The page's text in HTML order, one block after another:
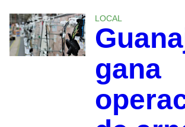
LOCAL
gana